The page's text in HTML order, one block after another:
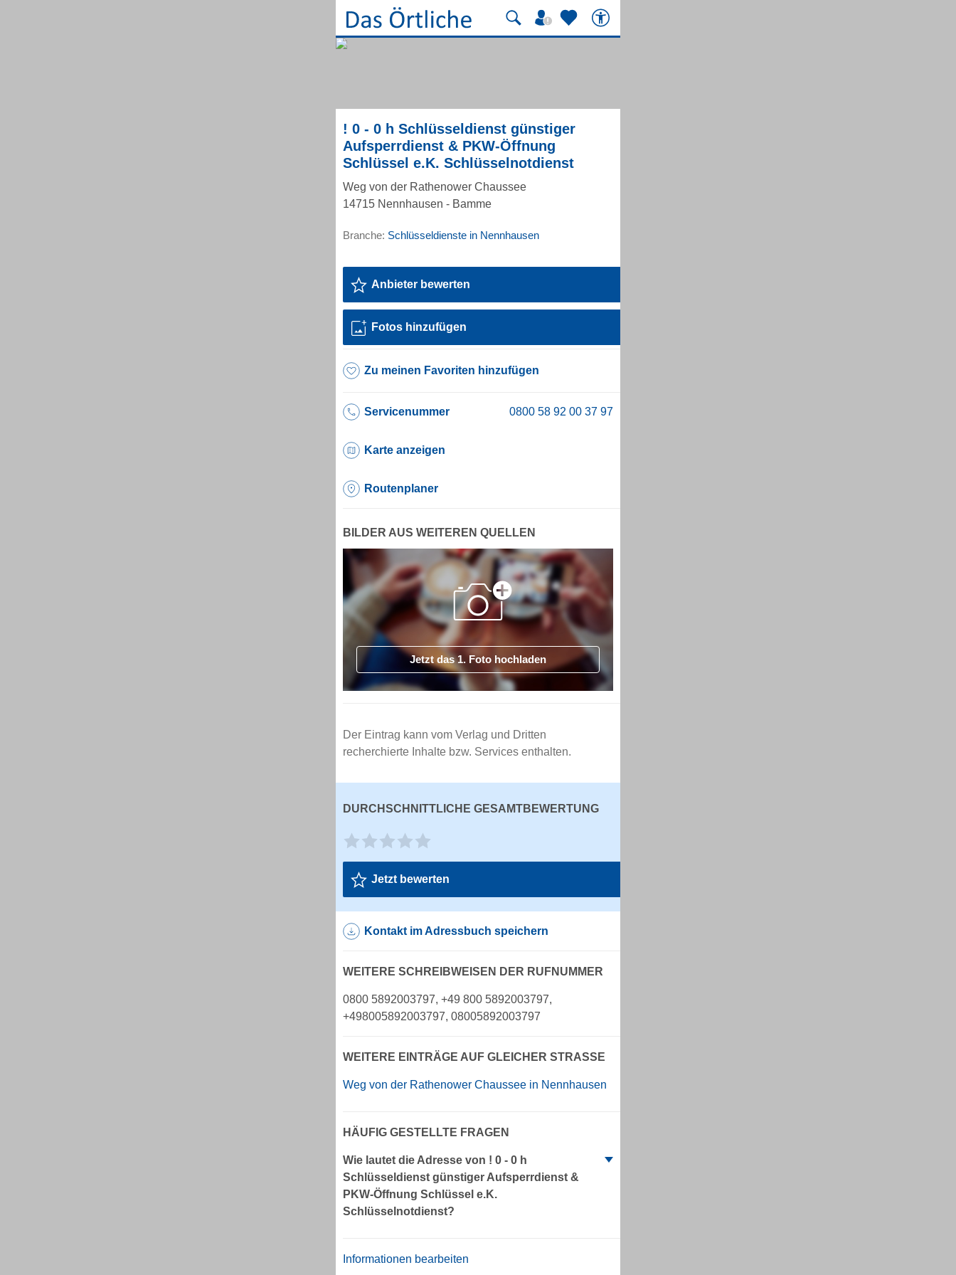
! 0 - 0 h Schlüsseldienst günstiger
Aufsperrdienst & PKW-Öffnung
Schlüssel e.K. Schlüsselnotdienst
Weg von der Rathenower Chaussee
14715 Nennhausen - Bamme
Branche: Schlüsseldienste in Nennhausen
Anbieter bewerten
Fotos hinzufügen
Zu meinen Favoriten hinzufügen
Servicenummer
Karte anzeigen
Routenplaner
BILDER AUS WEITEREN QUELLEN
Jetzt das 1. Foto hochladen
Der Eintrag kann vom Verlag und Dritten
recherchierte Inhalte bzw. Services enthalten.
DURCHSCHNITTLICHE GESAMTBEWERTUNG
Jetzt bewerten
Kontakt im Adressbuch speichern
WEITERE SCHREIBWEISEN DER RUFNUMMER
0800 5892003797, +49 800 5892003797,
+498005892003797, 08005892003797
WEITERE EINTRÄGE AUF GLEICHER STRASSE
Weg von der Rathenower Chaussee in Nennhausen
HÄUFIG GESTELLTE FRAGEN
Wie lautet die Adresse von ! 0 - 0 h
Schlüsseldienst günstiger Aufsperrdienst &
PKW-Öffnung Schlüssel e.K.
Schlüsselnotdienst?
Informationen bearbeiten